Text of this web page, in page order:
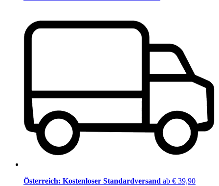
Österreich: Kostenloser Standardversand ab € 39,90